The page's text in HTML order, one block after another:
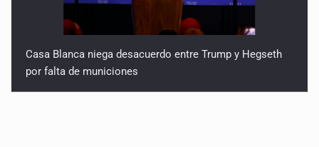
Casa Blanca niega desacuerdo entre Trump y Hegseth
por falta de municiones